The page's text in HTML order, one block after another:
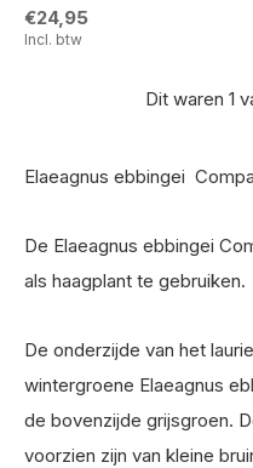
€24,95
Incl. btw
Dit waren 1
Elaeagnus ebbingei
De Elaeagnus ebbingei
als haagplant te gebruiken.
De onderzijde van het
wintergroene Elaeagnus
de bovenzijde grijsgroen.
voorzien zijn van kleine